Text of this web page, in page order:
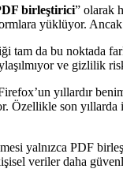
birleştirici” olarak
yüklüyor. Ancak
tam da bu noktada
ve gizlilik
yıllardır
Özellikle son
yalnızca PDF
veriler daha